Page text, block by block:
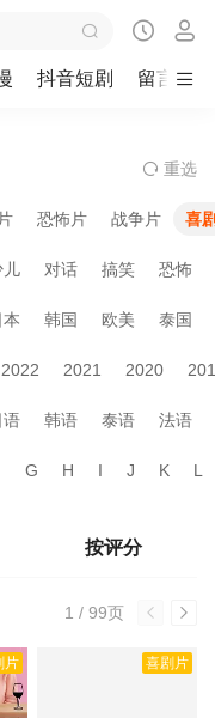
抖音短剧 留言
重选
恐怖片 战争片 喜
儿 对话 搞笑 恐怖
本 韩国 欧美 泰国
2022 2021 2020
语 韩语 泰语 法语
G H I J K L
按评分
1 / 99页
片 喜剧片